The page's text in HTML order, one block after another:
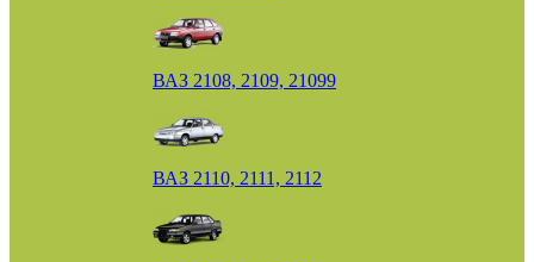
ВАЗ 2108, 2109, 21099
ВАЗ 2110, 2111, 2112